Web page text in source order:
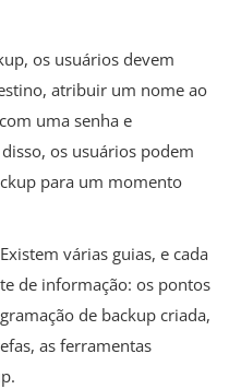
os usuários devem
atribuir um nome ao
uma senha e
os usuários podem
para um momento
várias guias, e cada
de informação: os pontos
de backup criada,
as ferramentas